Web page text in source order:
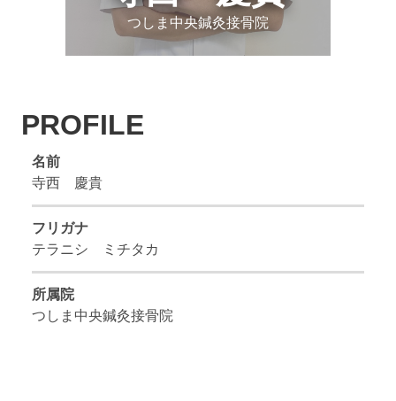
つしま中央鍼灸接骨院
PROFILE
名前
寺西 慶貴
フリガナ
テラニシ ミチタカ
所属院
つしま中央鍼灸接骨院